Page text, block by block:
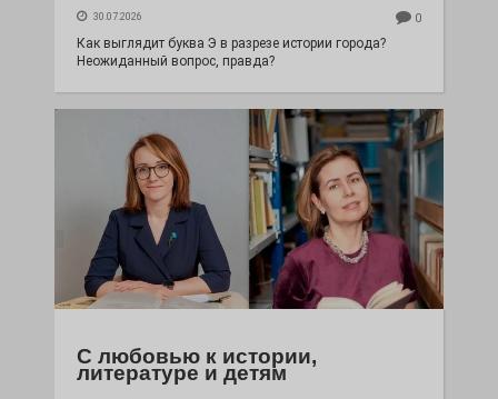
30.07.2026 0
Как выглядит буква Э в разрезе истории города?
Неожиданный вопрос, правда?
С любовью к истории,
литературе и детям